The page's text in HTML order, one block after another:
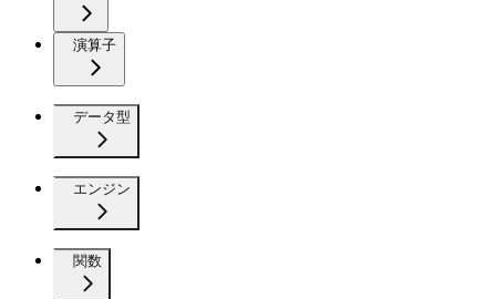
演算子
データ型
エンジン
関数